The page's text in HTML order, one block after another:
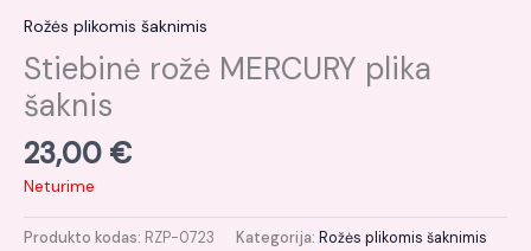
Rožės plikomis šaknimis
Stiebinė rožė MERCURY plika
šaknis
23,00 €
Neturime
Produkto kodas: RZP-0723 Kategorija: Rožės plikomis šaknimis